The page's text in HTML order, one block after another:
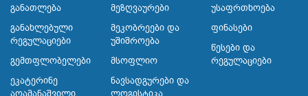
Განათლება
Განახლებული
Რეგულაციები
Გემთფლობელები
Ეკატერინე
Მეზღვაურები
Მეკობრეები Და
Უშიშროება
Მსოფლიო
Ნავსადგურები Და
Უსაფრთხოება
Ფინასები
Წესები Და
Რეგულაციები